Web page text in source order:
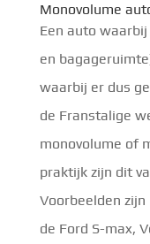
Monovolume
Een auto
en
waarbij er dus
de Franstalige
monovolume of
praktijk zijn dit
Voorbeelden zijn
de Ford S-max,